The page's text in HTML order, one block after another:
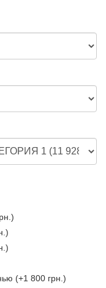
(+1 800 грн.)